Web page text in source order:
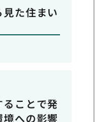
た住まい
ことで発
への影響